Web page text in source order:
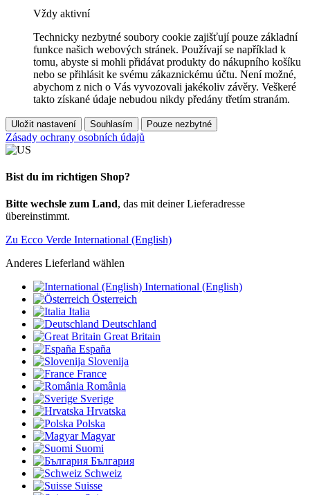
Vždy aktivní
Technicky nezbytné soubory cookie zajišťují pouze základní
funkce našich webových stránek. Používají se například k
tomu, abyste si mohli přidávat produkty do nákupního košíku
nebo se přihlásit ke svému zákaznickému účtu. Není možné,
abychom z nich o Vás vyvozovali jakékoliv závěry. Veškeré
takto získané údaje nebudou nikdy předány třetím stranám.
Uložit nastavení Souhlasím Pouze nezbytné
Zásady ochrany osobních údajů
Bist du im richtigen Shop?
Bitte wechsle zum Land, das mit deiner Lieferadresse
übereinstimmt.
Zu Ecco Verde International (English)
Anderes Lieferland wählen
International (English)
Österreich
Italia
Deutschland
Great Britain
España
Slovenija
France
România
Sverige
Hrvatska
Polska
Magyar
Suomi
България
Schweiz
Suisse